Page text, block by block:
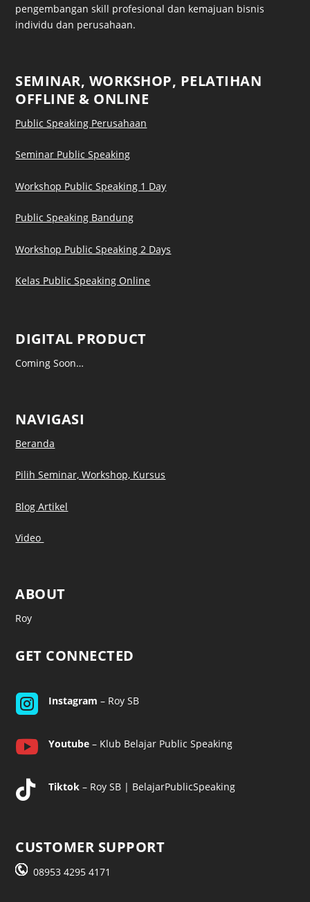
pengembangan skill profesional dan kemajuan bisnis
individu dan perusahaan.
SEMINAR, WORKSHOP, PELATIHAN
OFFLINE & ONLINE
Public Speaking Perusahaan
Seminar Public Speaking
Workshop Public Speaking 1 Day
Public Speaking Bandung
Workshop Public Speaking 2 Days
Kelas Public Speaking Online
DIGITAL PRODUCT
Coming Soon…
NAVIGASI
Beranda
Pilih Seminar, Workshop, Kursus
Blog Artikel
Video
ABOUT
Roy
GET CONNECTED
 Instagram – Roy SB
 Youtube– Klub Belajar Public Speaking
 Tiktok– Roy SB | BelajarPublicSpeaking
CUSTOMER SUPPORT
08953 4295 4171